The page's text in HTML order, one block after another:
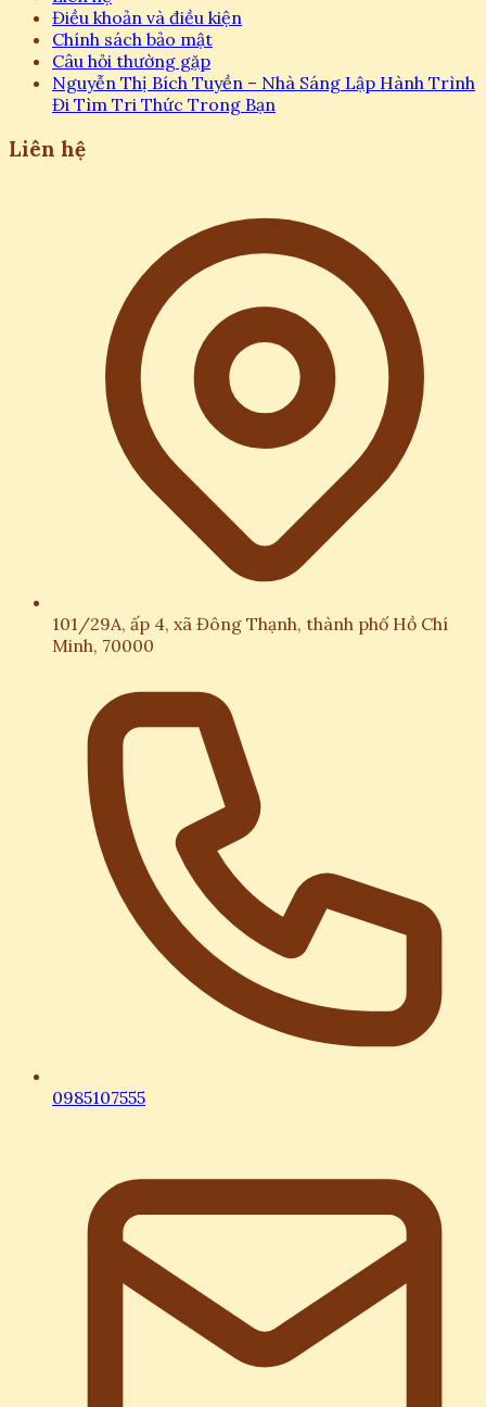
Điều khoản và điều kiện
Chính sách bảo mật
Câu hỏi thường gặp
Nguyễn Thị Bích Tuyền – Nhà Sáng Lập Hành Trình
Đi Tìm Tri Thức Trong Bạn
Liên hệ
101/29A, ấp 4, xã Đông Thạnh, thành phố Hồ Chí
Minh, 70000
0985107555